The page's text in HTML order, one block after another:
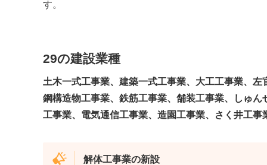
す。
29の建設業種
土木一式工事業、建築一式工事業、大工工事業、
鋼構造物工事業、鉄筋工事業、舗装工事業、しゅ
工事業、電気通信工事業、造園工事業、さく井工
解体工事業の新設